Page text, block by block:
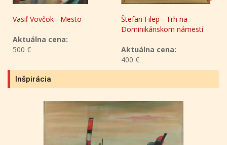
Štefan Filep - Trh na
Aktuálna cena:
Marián Kusik - Oravský
zámok
Aktuálna cena:
330 €
Inšpirácia